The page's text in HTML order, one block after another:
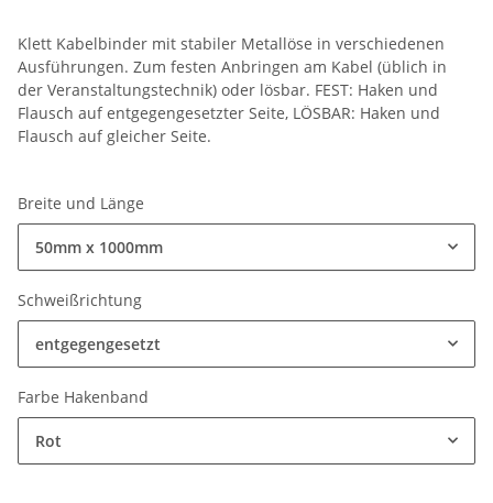
Klett Kabelbinder mit stabiler Metallöse in verschiedenen
Ausführungen. Zum festen Anbringen am Kabel (üblich in
der Veranstaltungstechnik) oder lösbar. FEST: Haken und
Flausch auf entgegengesetzter Seite, LÖSBAR: Haken und
Flausch auf gleicher Seite.
Breite und Länge
50mm x 1000mm
Schweißrichtung
entgegengesetzt
Farbe Hakenband
Rot